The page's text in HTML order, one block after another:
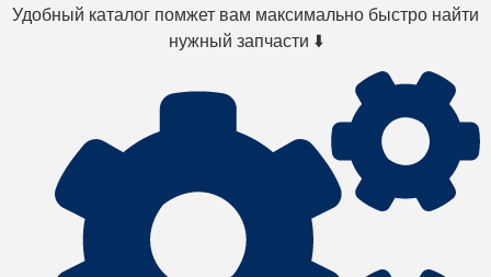
Удобный каталог помжет вам максимально быстро найти
нужный запчасти ⬇️